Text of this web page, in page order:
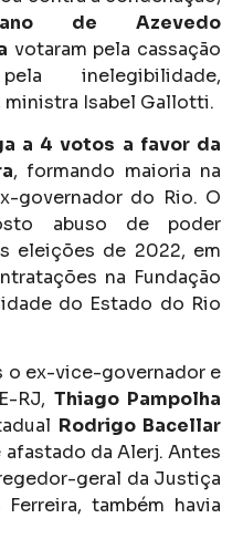
de Azevedo
votaram pela cassação
inelegibilidade,
ministra Isabel Gallotti.
a 4 votos a favor da
, formando maioria na
governador do Rio. O
abuso de poder
eleições de 2022, em
na Fundação
do Estado do Rio
o ex-vice-governador e
RJ, Thiago Pampolha
Rodrigo Bacellar
afastado da Alerj. Antes
geral da Justiça
também havia